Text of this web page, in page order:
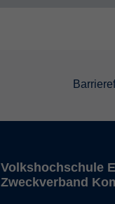
Volkshochschule
Zweckverband